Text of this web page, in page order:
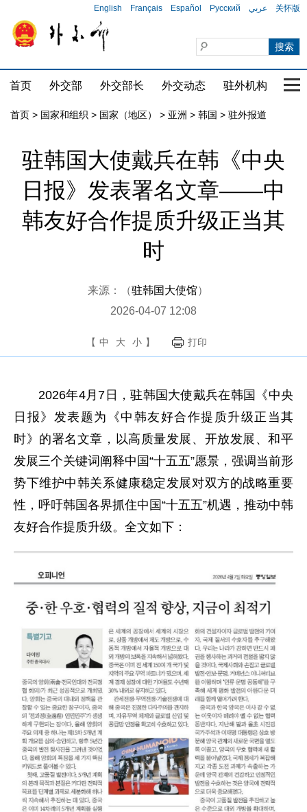
English Français Español Русский عربي 关怀版
首页 外交部 外交部长 外交动态 驻外机构 国
首页 > 国家和组织 > 国家（地区） > 亚洲 > 韩国 > 驻外报道
驻韩国大使戴兵在韩《中央
日报》发表署名文章——中
韩友好合作提质升级正当其
时
来源：（驻韩国大使馆）
2026-04-07 12:08
【 中 大 小 】 打印
2026年4月7日，驻韩国大使戴兵在韩国《中央
日报》发表题为《中韩友好合作提质升级正当其
时》的署名文章，以高质量发展、开放发展、和平
发展三个关键词阐释中国“十五五”愿景，强调当前形
势下维护中韩关系健康稳定发展对双方的战略重要
性，呼吁韩国各界抓住中国“十五五”机遇，推动中韩
友好合作提质升级。全文如下：